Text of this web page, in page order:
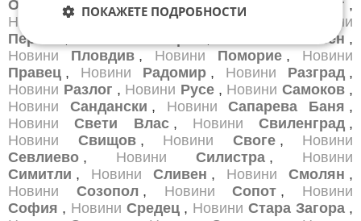
Обзор
,Новини Оборище ,Новини Омуртаг ,
Новини
Павликени Новини
Новини
Перник
Плевен ,
Новини
Пловдив , Новини Поморие , Новини
Правец , Новини Радомир , Новини Разград ,
Новини Разлог , Новини Русе , Новини Самоков ,
Новини
Сандански , Новини Сапарева Баня ,
Новини
Свети Влас , Новини Свиленград ,
Новини
Свищов , Новини Своге , Новини
Севлиево , Новини Силистра , Новини
Симитли , Новини Сливен , Новини Смолян ,
Новини
Созопол , Новини Сопот , Новини
София , Новини Средец , Новини Стара Загора ,
ПОКАЖЕТЕ ПОДРОБНОСТИ